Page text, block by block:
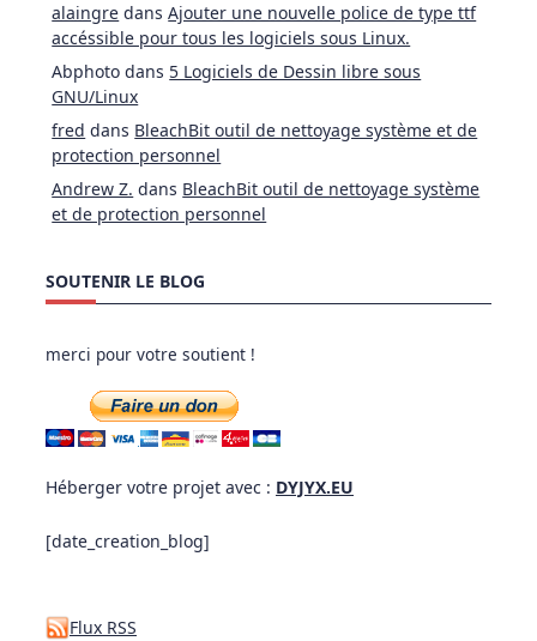
alaingre dansAjouter une nouvelle police de type ttf
accéssible pour tous les logiciels sous Linux.
Abphoto dans 5 Logiciels de Dessin libre sous
GNU/Linux
fred dans BleachBit outil de nettoyage système et de
protection personnel
Andrew Z. dans BleachBit outil de nettoyage système
et de protection personnel
SOUTENIR LE BLOG
merci pour votre soutient !
Héberger votre projet avec : DYJYX.EU
[date_creation_blog]
Flux RSS